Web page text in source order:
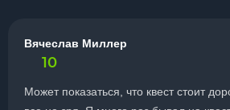
Вячеслав Миллер
10
Может показаться, что квест стоит